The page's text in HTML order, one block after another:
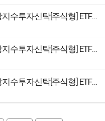
삼성 KODEX 경기소비재증권상장지수투자신탁[주식형] ETF 괴리율 초과 발생
삼성 KODEX 경기소비재증권상장지수투자신탁[주식형] ETF 괴리율 초과 발생
삼성 KODEX 경기소비재증권상장지수투자신탁[주식형] ETF 괴리율 초과 발생